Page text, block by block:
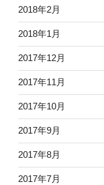
2018年2月
2018年1月
2017年12月
2017年11月
2017年10月
2017年9月
2017年8月
2017年7月